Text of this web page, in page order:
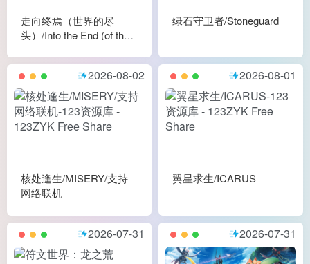
走向终焉（世界的尽
头）/Into the End (of the
绿石守卫者/Stoneguard
2026-08-02
核处逢生/MISERY/支持
网络联机
2026-08-01
翼星求生/ICARUS
2026-07-31 2026-07-31